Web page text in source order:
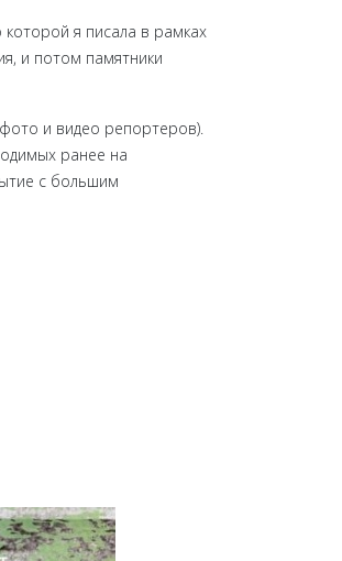
которой я писала в рамках
и потом памятники
и видео репортеров).
ранее на
с большим